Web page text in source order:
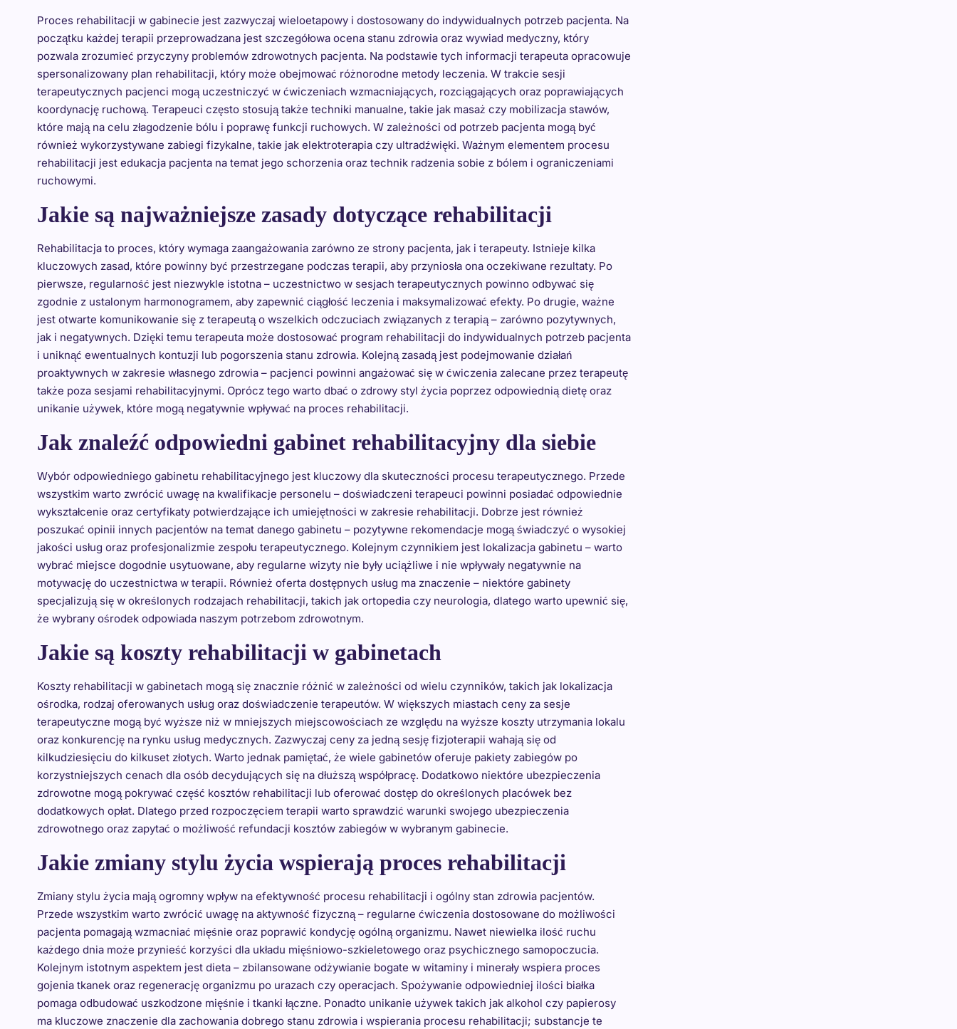
Proces rehabilitacji w gabinecie jest zazwyczaj wieloetapowy i dostosowany do indywidualnych potrzeb pacjenta. Na
początku każdej terapii przeprowadzana jest szczegółowa ocena stanu zdrowia oraz wywiad medyczny, który
pozwala zrozumieć przyczyny problemów zdrowotnych pacjenta. Na podstawie tych informacji terapeuta opracowuje
spersonalizowany plan rehabilitacji, który może obejmować różnorodne metody leczenia. W trakcie sesji
terapeutycznych pacjenci mogą uczestniczyć w ćwiczeniach wzmacniających, rozciągających oraz poprawiających
koordynację ruchową. Terapeuci często stosują także techniki manualne, takie jak masaż czy mobilizacja stawów,
które mają na celu złagodzenie bólu i poprawę funkcji ruchowych. W zależności od potrzeb pacjenta mogą być
również wykorzystywane zabiegi fizykalne, takie jak elektroterapia czy ultradźwięki. Ważnym elementem procesu
rehabilitacji jest edukacja pacjenta na temat jego schorzenia oraz technik radzenia sobie z bólem i ograniczeniami
ruchowymi.
Jakie są najważniejsze zasady dotyczące rehabilitacji
Rehabilitacja to proces, który wymaga zaangażowania zarówno ze strony pacjenta, jak i terapeuty. Istnieje kilka
kluczowych zasad, które powinny być przestrzegane podczas terapii, aby przyniosła ona oczekiwane rezultaty. Po
pierwsze, regularność jest niezwykle istotna – uczestnictwo w sesjach terapeutycznych powinno odbywać się
zgodnie z ustalonym harmonogramem, aby zapewnić ciągłość leczenia i maksymalizować efekty. Po drugie, ważne
jest otwarte komunikowanie się z terapeutą o wszelkich odczuciach związanych z terapią – zarówno pozytywnych,
jak i negatywnych. Dzięki temu terapeuta może dostosować program rehabilitacji do indywidualnych potrzeb pacjenta
i uniknąć ewentualnych kontuzji lub pogorszenia stanu zdrowia. Kolejną zasadą jest podejmowanie działań
proaktywnych w zakresie własnego zdrowia – pacjenci powinni angażować się w ćwiczenia zalecane przez terapeutę
także poza sesjami rehabilitacyjnymi. Oprócz tego warto dbać o zdrowy styl życia poprzez odpowiednią dietę oraz
unikanie używek, które mogą negatywnie wpływać na proces rehabilitacji.
Jak znaleźć odpowiedni gabinet rehabilitacyjny dla siebie
Wybór odpowiedniego gabinetu rehabilitacyjnego jest kluczowy dla skuteczności procesu terapeutycznego. Przede
wszystkim warto zwrócić uwagę na kwalifikacje personelu – doświadczeni terapeuci powinni posiadać odpowiednie
wykształcenie oraz certyfikaty potwierdzające ich umiejętności w zakresie rehabilitacji. Dobrze jest również
poszukać opinii innych pacjentów na temat danego gabinetu – pozytywne rekomendacje mogą świadczyć o wysokiej
jakości usług oraz profesjonalizmie zespołu terapeutycznego. Kolejnym czynnikiem jest lokalizacja gabinetu – warto
wybrać miejsce dogodnie usytuowane, aby regularne wizyty nie były uciążliwe i nie wpływały negatywnie na
motywację do uczestnictwa w terapii. Również oferta dostępnych usług ma znaczenie – niektóre gabinety
specjalizują się w określonych rodzajach rehabilitacji, takich jak ortopedia czy neurologia, dlatego warto upewnić się,
że wybrany ośrodek odpowiada naszym potrzebom zdrowotnym.
Jakie są koszty rehabilitacji w gabinetach
Koszty rehabilitacji w gabinetach mogą się znacznie różnić w zależności od wielu czynników, takich jak lokalizacja
ośrodka, rodzaj oferowanych usług oraz doświadczenie terapeutów. W większych miastach ceny za sesje
terapeutyczne mogą być wyższe niż w mniejszych miejscowościach ze względu na wyższe koszty utrzymania lokalu
oraz konkurencję na rynku usług medycznych. Zazwyczaj ceny za jedną sesję fizjoterapii wahają się od
kilkudziesięciu do kilkuset złotych. Warto jednak pamiętać, że wiele gabinetów oferuje pakiety zabiegów po
korzystniejszych cenach dla osób decydujących się na dłuższą współpracę. Dodatkowo niektóre ubezpieczenia
zdrowotne mogą pokrywać część kosztów rehabilitacji lub oferować dostęp do określonych placówek bez
dodatkowych opłat. Dlatego przed rozpoczęciem terapii warto sprawdzić warunki swojego ubezpieczenia
zdrowotnego oraz zapytać o możliwość refundacji kosztów zabiegów w wybranym gabinecie.
Jakie zmiany stylu życia wspierają proces rehabilitacji
Zmiany stylu życia mają ogromny wpływ na efektywność procesu rehabilitacji i ogólny stan zdrowia pacjentów.
Przede wszystkim warto zwrócić uwagę na aktywność fizyczną – regularne ćwiczenia dostosowane do możliwości
pacjenta pomagają wzmacniać mięśnie oraz poprawić kondycję ogólną organizmu. Nawet niewielka ilość ruchu
każdego dnia może przynieść korzyści dla układu mięśniowo-szkieletowego oraz psychicznego samopoczucia.
Kolejnym istotnym aspektem jest dieta – zbilansowane odżywianie bogate w witaminy i minerały wspiera proces
gojenia tkanek oraz regenerację organizmu po urazach czy operacjach. Spożywanie odpowiedniej ilości białka
pomaga odbudować uszkodzone mięśnie i tkanki łączne. Ponadto unikanie używek takich jak alkohol czy papierosy
ma kluczowe znaczenie dla zachowania dobrego stanu zdrowia i wspierania procesu rehabilitacji; substancje te